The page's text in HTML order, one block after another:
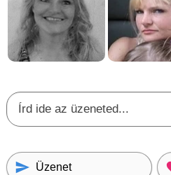
Üzenet